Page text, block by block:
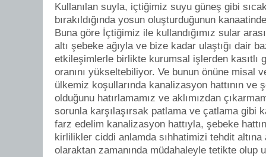
Kullanılan suyla, içtiğimiz suyu güneş gibi
bırakıldığında yosun oluşturduğunun
Buna göre İçtiğimiz ile kullandığımız sular
altı şebeke ağıyla ve bize kadar ulaştığı dair
etkileşimlerle birlikte kurumsal işlerden kasıtlı
oranını yükseltebiliyor. Ve bunun önüne misal
ülkemiz koşullarında kanalizasyon hattının ve
olduğunu hatırlamamız ve aklımızdan
sorunla karşılaşırsak patlama ve çatlama gibi
farz edelim kanalizasyon hattıyla, şebeke
kirlilikler ciddi anlamda sıhhatimizi tehdit
olaraktan zamanında müdahaleyle tetikte olup